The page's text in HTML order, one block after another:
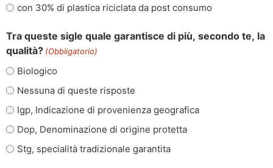
con 30% di plastica riciclata da post consumo
Tra queste sigle quale garantisce di più, secondo te, la
qualità? (Obbligatorio)
Biologico
Nessuna di queste risposte
Igp, Indicazione di provenienza geografica
Dop, Denominazione di origine protetta
Stg, specialità tradizionale garantita